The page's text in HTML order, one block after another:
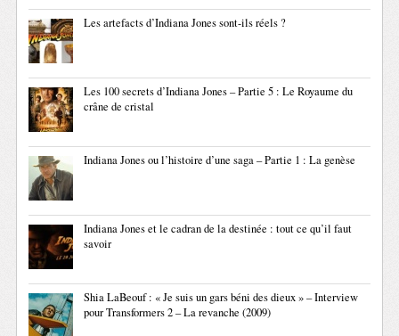
Les artefacts d’Indiana Jones sont-ils réels ?
Les 100 secrets d’Indiana Jones – Partie 5 : Le Royaume du
crâne de cristal
Indiana Jones ou l’histoire d’une saga – Partie 1 : La genèse
Indiana Jones et le cadran de la destinée : tout ce qu’il faut
savoir
Shia LaBeouf : « Je suis un gars béni des dieux » – Interview
pour Transformers 2 – La revanche (2009)